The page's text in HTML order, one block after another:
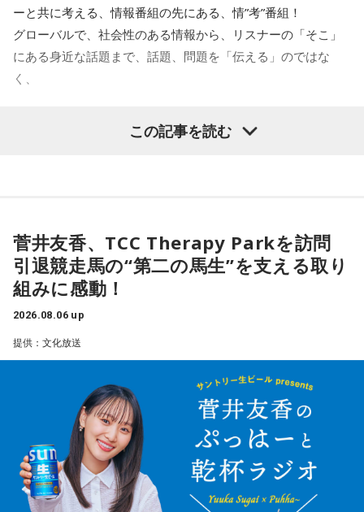
木曜はTokyo Day-3（8月16日（日））のラインナップに注
目！
など内容盛りだくさん！
毎週月～木曜日19:00～20:39
DJ：門脇知子
mail:ixp@bayfm.co.jp
#bayfmixp
月曜の放送をradikoで聴く
火曜の放送をradikoで聴く
水曜の放送をradikoで聴く
ーと共に考える、情報番組の先にある、情”考”番組！
グローバルで、社会性のある情報から、リスナーの「そこ」
にある身近な話題まで、話題、問題を「伝える」のではな
く、
とらえ、ほぐし、追求！その先を「共に考えていく」朝
す。
金曜日担当DJはBAYFMでもおなじみの、柴田幸子。
＜8月10日(月)のTOPICS＞
山の日直前！登山芸人・桜花さんも登場！
りやすくアプローチします。
あなたの生活に気づきと目覚めをもたらす “アーリー” モーニ
ング・プログラム。
メッセージは番組公式LINEから！
＜8月11日(火)のTOPICS＞
この記事を読む
菅井友香、TCC Therapy Parkを訪問
引退競走馬の“第二の馬生”を支える取り
組みに感動！
2026.08.06 up
提供：文化放送